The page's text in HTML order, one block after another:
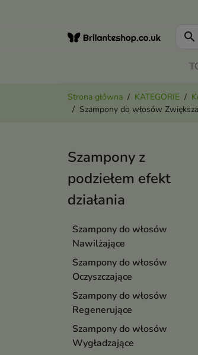
search
Strona główna KATEGORIE
Szampony do włosów
Szampony z
podziełem efekt
działania
Szampony do włosów
Nawilżające
Szampony do włosów
Oczyszczające
Szampony do włosów
Regenerujące
Szampony do włosów
Wygładzające